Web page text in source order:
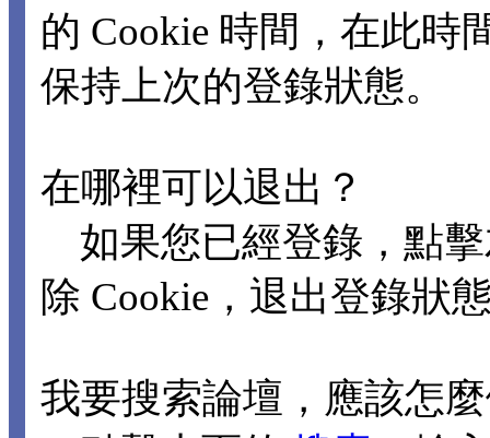
的 Cookie 時間，在此時
保持上次的登錄狀態。
在哪裡可以退出？
如果您已經登錄，點
除 Cookie，退出登錄狀
我要搜索論壇，應該怎